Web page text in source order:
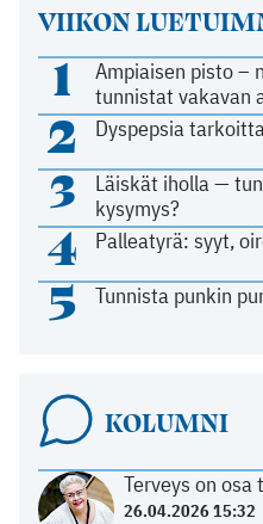
VIIKON
1
Ampiaisen pisto –
tunnistat vakavan
2 Dyspepsia
3
Läiskät iholla —
kysymys?
4 Palleatyrä: syyt,
5 Tunnista punkin
KOLUMNI
Terveys on
26.04.2026 15:32